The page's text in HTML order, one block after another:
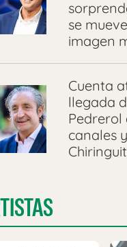
se
imagen
Cuenta
llegada
Pedrerol
canales